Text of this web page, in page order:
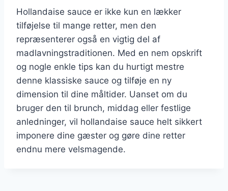
Hollandaise sauce er ikke kun en lækker
tilføjelse til mange retter, men den
repræsenterer også en vigtig del af
madlavningstraditionen. Med en nem opskrift
og nogle enkle tips kan du hurtigt mestre
denne klassiske sauce og tilføje en ny
dimension til dine måltider. Uanset om du
bruger den til brunch, middag eller festlige
anledninger, vil hollandaise sauce helt sikkert
imponere dine gæster og gøre dine retter
endnu mere velsmagende.